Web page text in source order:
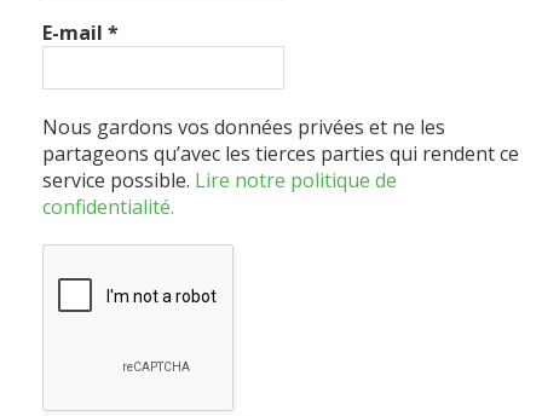
E-mail *
Nous gardons vos données privées et ne les
partageons qu’avec les tierces parties qui rendent ce
service possible. Lire notre politique de
confidentialité.